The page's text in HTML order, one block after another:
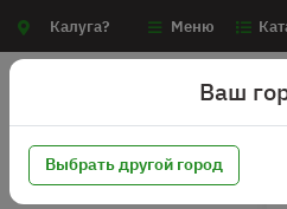
Калуга? Меню
Ваш
Выбрать другой город